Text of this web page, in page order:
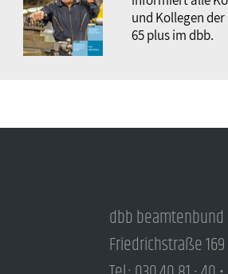
und Kollegen
65 plus im dbb.
dbb
Friedrichstraße 169